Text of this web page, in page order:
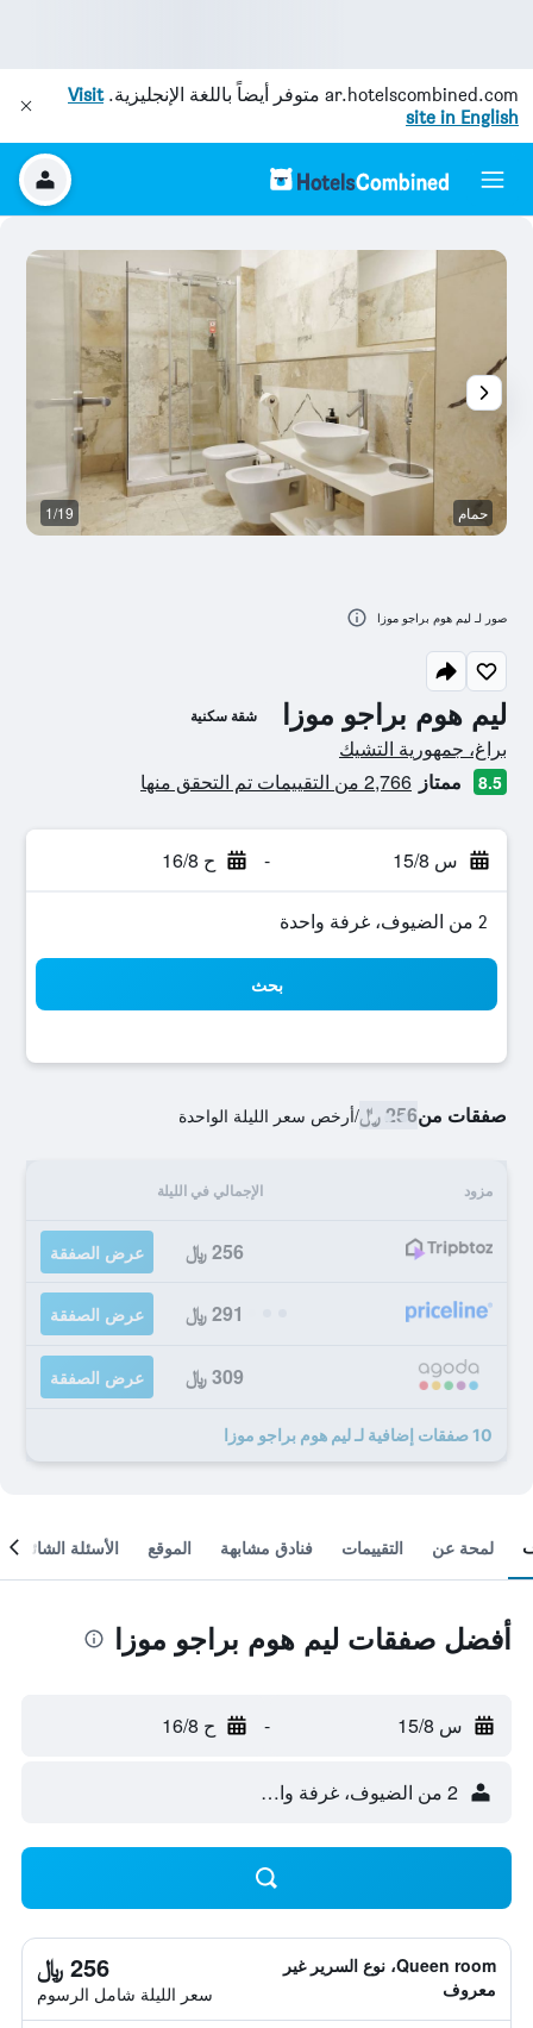
ar.hotelscombined.com متوفر أيضاً باللغة الإنجليزية.Visit
site in English
ليم هوم براجو موزا شقة سكنية
تقييم فئة 0
براغ، جمهورية التشيك
8.5 ممتاز 2,766 من التقييمات تم التحقق منها
س 15/8 - ح 16/8
2 من الضيوف، غرفة واحدة
بحث
صفقات من256 ﷼ /أرخص سعر الليلة الواحدة
مزود الإجمالي في الليلة
256 ﷼ عرض الصفقة
291 ﷼ عرض الصفقة
309 ﷼ عرض الصفقة
10 صفقات إضافية لـ ليم هوم براجو موزا
حمام 1/19
صور لـ ليم هوم براجو موزا
لمحة عن التقييمات فنادق مشابهة الموقع الأسئلة الشائعة
أفضل صفقات ليم هوم براجو موزا
س 15/8 - ح 16/8
2 من الضيوف، غرفة واحدة
Queen room، نوع السرير غير
معروف
256 ﷼
سعر الليلة شامل الرسوم